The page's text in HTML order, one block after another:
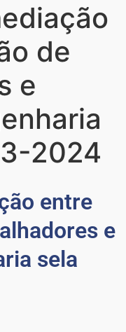
de
e
2024
entre
e
sela